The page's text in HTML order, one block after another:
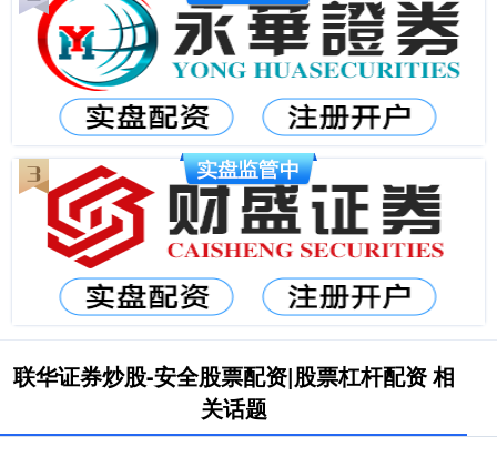
联华证券炒股-安全股票配资|股票杠杆配资 相
关话题